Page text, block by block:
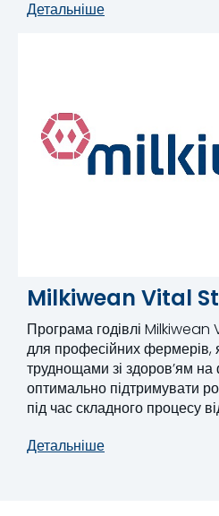
Детальніше
Milkiwean Vital
Програма годівлі
для професійних фермерів,
труднощами зі здоров’ям
оптимально підтримувати
під час складного процесу
Детальніше